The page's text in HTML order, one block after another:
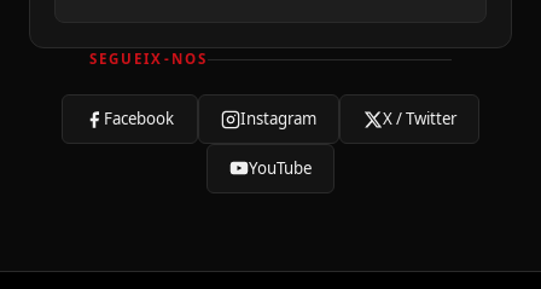
SEGUEIX-NOS
Facebook Instagram X / Twitter
YouTube